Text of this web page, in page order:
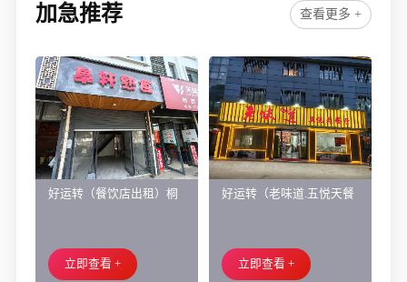
加急推荐 查看更多 +
好运转（餐饮店出租）桐
面旺铺出租
立即查看 +
好运转（老味道.五悦天餐
让、主要房租低
立即查看 +